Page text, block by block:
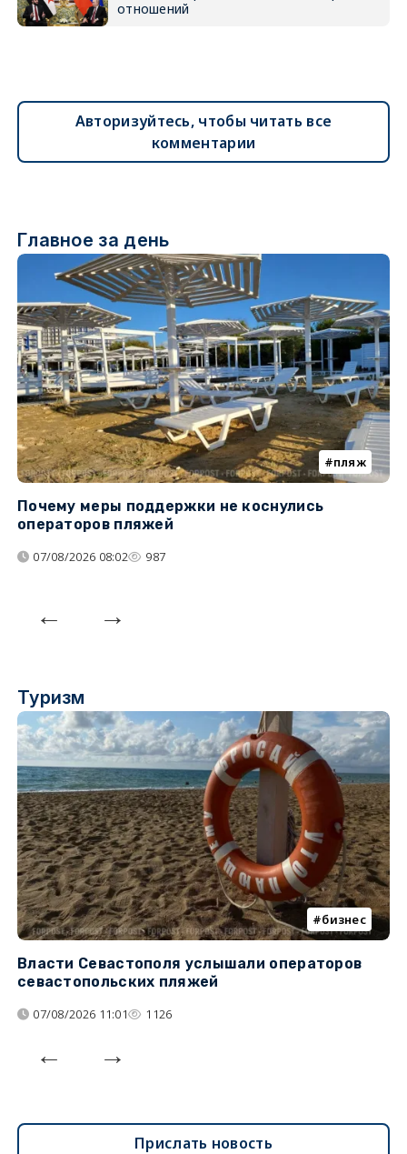
отношений
Авторизуйтесь, чтобы читать все
комментарии
Главное за день
пляж
Почему меры поддержки не коснулись
операторов пляжей
07/08/2026 08:02 987
Туризм
бизнес
Власти Севастополя услышали операторов
севастопольских пляжей
07/08/2026 11:01 1126
Прислать новость